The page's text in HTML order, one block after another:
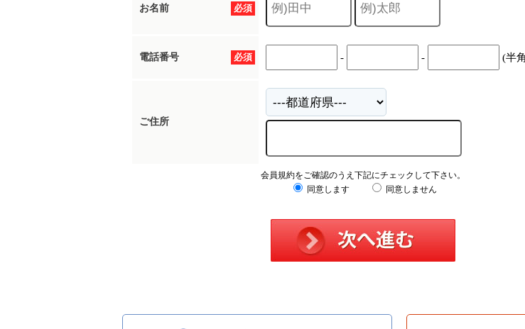
必須
お名前
必須
電話番号 - - (半
ご住所
会員規約をご確認のうえ下記にチェックして下さい。
同意します
同意しません